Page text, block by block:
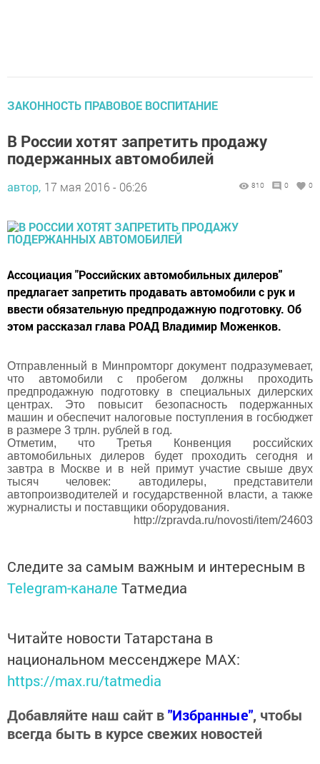
ЗАКОННОСТЬ ПРАВОВОЕ ВОСПИТАНИЕ
В России хотят запретить продажу
подержанных автомобилей
автор, 17 мая 2016 - 06:26 810 0 0
Ассоциация "Российских автомобильных дилеров"
предлагает запретить продавать автомобили с рук и
ввести обязательную предпродажную подготовку. Об
этом рассказал глава РОАД Владимир Моженков.
Отправленный в Минпромторг документ подразумевает,
что автомобили с пробегом должны проходить
предпродажную подготовку в специальных дилерских
центрах. Это повысит безопасность подержанных
машин и обеспечит налоговые поступления в госбюджет
в размере 3 трлн. рублей в год.
Отметим, что Третья Конвенция российских
автомобильных дилеров будет проходить сегодня и
завтра в Москве и в ней примут участие свыше двух
тысяч человек: автодилеры, представители
автопроизводителей и государственной власти, а также
журналисты и поставщики оборудования.
http://zpravda.ru/novosti/item/24603
Следите за самым важным и интересным в
Telegram-канале Татмедиа
Читайте новости Татарстана в
национальном мессенджере MАХ:
https://max.ru/tatmedia
Добавляйте наш сайт в"Избранные", чтобы
всегда быть в курсе свежих новостей